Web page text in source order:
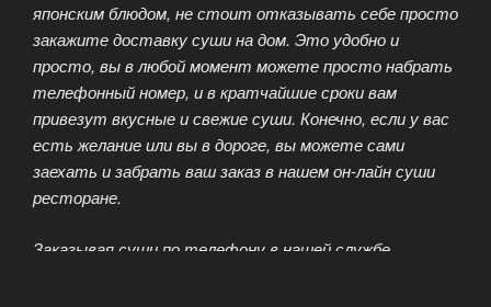
японским блюдом, не стоит отказывать себе просто
закажите доставку суши на дом. Это удобно и
просто, вы в любой момент можете просто набрать
телефонный номер, и в кратчайшие сроки вам
привезут вкусные и свежие суши. Конечно, если у вас
есть желание или вы в дороге, вы можете сами
заехать и забрать ваш заказ в нашем он-лайн суши
ресторане.
Заказывая суши по телефону в нашей службе